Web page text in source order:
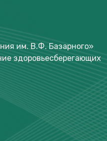
им. В.Ф. Базарного»
здоровьесберегающих